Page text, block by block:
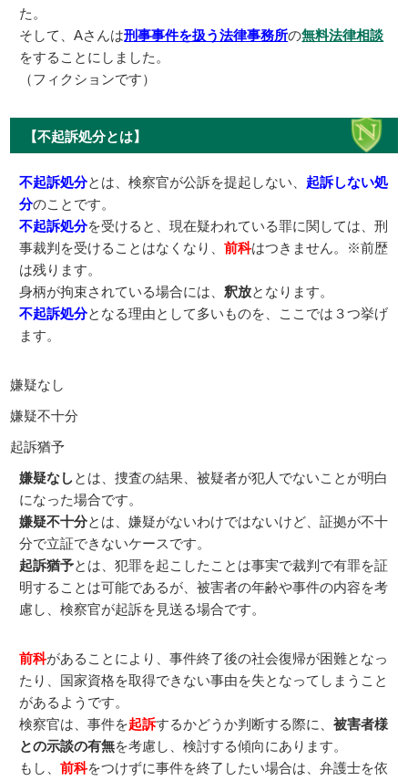
た。
そして、Aさんは刑事事件を扱う法律事務所の無料法律相談
をすることにしました。
（フィクションです）
【不起訴処分とは】
不起訴処分とは、検察官が公訴を提起しない、 起訴しない処
分のことです。
不起訴処分を受けると、現在疑われている罪に関しては、刑
事裁判を受けることはなくなり、前科はつきません。※前歴
は残ります。
身柄が拘束されている場合には、釈放となります。
不起訴処分となる理由として多いものを、ここでは３つ挙げ
ます。
嫌疑なし
嫌疑不十分
起訴猶予
嫌疑なしとは、捜査の結果、被疑者が犯人でないことが明白
になった場合です。
嫌疑不十分とは、嫌疑がないわけではないけど、証拠が不十
分で立証できないケースです。
起訴猶予とは、犯罪を起こしたことは事実で裁判で有罪を証
明することは可能であるが、被害者の年齢や事件の内容を考
慮し、検察官が起訴を見送る場合です。
前科があることにより、事件終了後の社会復帰が困難となっ
たり、国家資格を取得できない事由を失となってしまうこと
があるようです。
検察官は、事件を起訴するかどうか判断する際に、被害者様
との示談の有無を考慮し、検討する傾向にあります。
もし、前科をつけずに事件を終了したい場合は、弁護士を依